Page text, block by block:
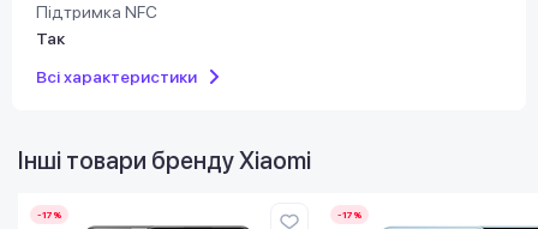
Підтримка NFC
Так
Всі характеристики
Інші товари брендуXiaomi
-17% -17%